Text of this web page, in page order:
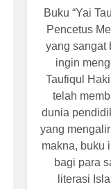
Buku “Yai
Pencetus
yang sangat
ingin
Taufiqul
telah
dunia
yang
makna, buku
bagi para
literasi